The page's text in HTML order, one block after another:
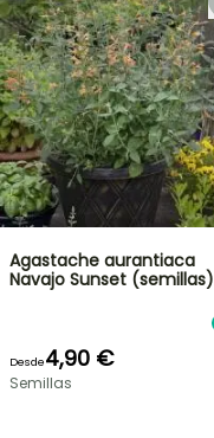
Agastache aurantiaca
Navajo Sunset (semillas)
Desde4,90 €
Semillas